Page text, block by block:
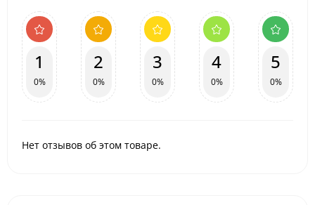
1
0%
2
0%
3
0%
4
0%
5
0%
Нет отзывов об этом товаре.